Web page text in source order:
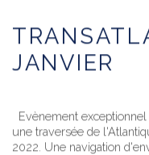
JANVIER
Evènement
une traversée de
2022. Une navigation